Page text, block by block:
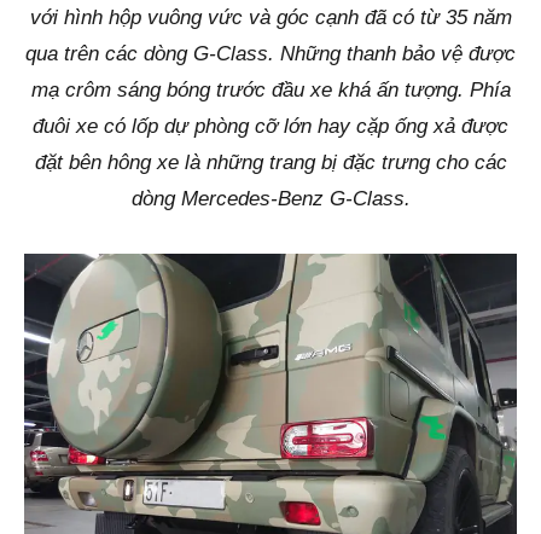
với hình hộp vuông vức và góc cạnh đã có từ 35 năm
qua trên các dòng G-Class. Những thanh bảo vệ được
mạ crôm sáng bóng trước đầu xe khá ấn tượng. Phía
đuôi xe có lốp dự phòng cỡ lớn hay cặp ống xả được
đặt bên hông xe là những trang bị đặc trưng cho các
dòng Mercedes-Benz G-Class.